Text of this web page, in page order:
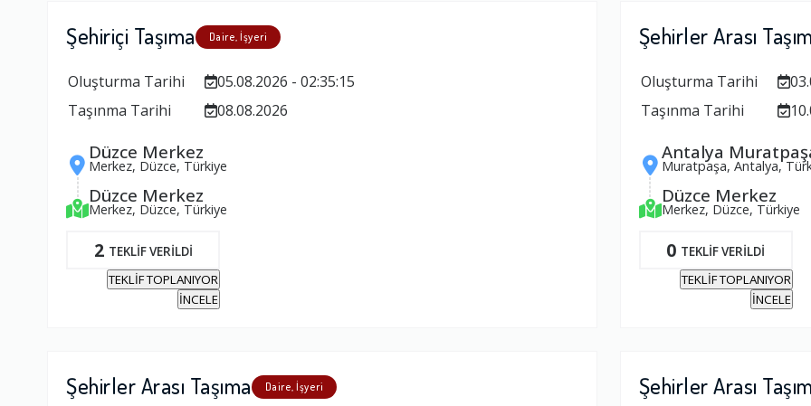
Şehiriçi Taşıma Daire, İşyeri
Oluşturma Tarihi
05.08.2026 - 02:35:15
Taşınma Tarihi
08.08.2026
Düzce Merkez
Merkez, Düzce, Türkiye
Düzce Merkez
Merkez, Düzce, Türkiye
2 TEKLİF VERİLDİ
TEKLİF TOPLANIYOR
İNCELE
Şehirler Arası
Oluşturma Tarihi
Taşınma Tarihi
Antalya
Muratpaşa, Antalya,
Düzce Merkez
Merkez, Düzce, Türkiye
0 TEKLİF VERİLDİ
TEKLİF TOPLANIYOR
İNCELE
Şehirler Arası Taşıma Daire, İşyeri Şehirler Arası